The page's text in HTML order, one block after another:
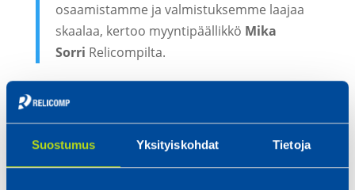
Suostumus Yksityiskohdat Tietoja
osaamistamme ja valmistuksemme laajaa
skaalaa, kertoo myyntipäällikkö Mika
Sorri Relicompilta.
Vientikaupan kiihtyessä merikontin tyyliset
laitokset aiheuttivat Volterille merkittäviä
kuljetuskustannuksia suuren kokonsa vuoksi,